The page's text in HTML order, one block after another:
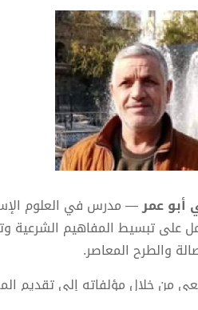
أبو عمر— مدرس في العلوم
على تبسيط المفاهيم الشرعية
والطرح المعاصر.
من خلال مؤلفاته إلى تقديم